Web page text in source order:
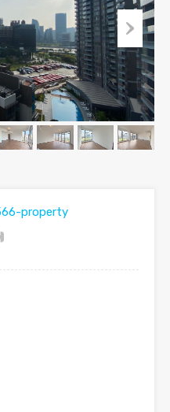
property